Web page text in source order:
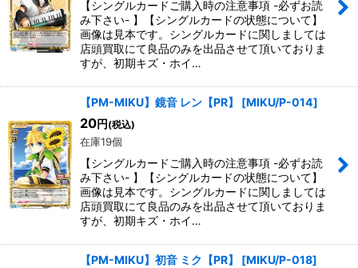
【シングルカードご購入時の注意事項 -必ずお読
み下さい- 】【シングルカードの状態について】
画像は見本です。シングルカードに関しましては
店頭買取にて良品のみを出品させて頂いておりま
すが、初期キズ・ホイ…
【PM-MIKU】鏡音 レン【PR】 [MIKU/P-014]
20円 (税込)
在庫19個
【シングルカードご購入時の注意事項 -必ずお読
み下さい- 】【シングルカードの状態について】
画像は見本です。シングルカードに関しましては
店頭買取にて良品のみを出品させて頂いておりま
すが、初期キズ・ホイ…
【PM-MIKU】初音 ミク【PR】 [MIKU/P-018]